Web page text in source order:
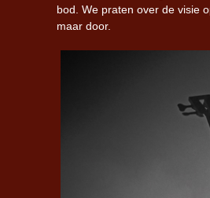
bod. We praten over de visie
maar door.